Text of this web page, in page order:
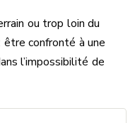
ou trop loin du
être confronté à une
l’impossibilité de